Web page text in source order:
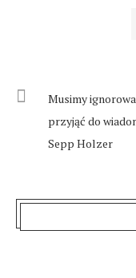
Musimy
przyjąć do
Sepp Holzer